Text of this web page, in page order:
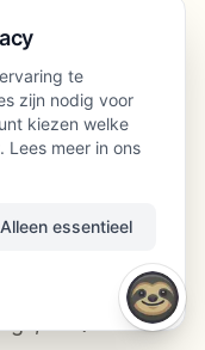
creation
→ editor
→
van
sales calls
toe (directe
FAQ’s en
te
zijn nodig voor
kiezen welke
Lees meer in ons
Alleen essentieel